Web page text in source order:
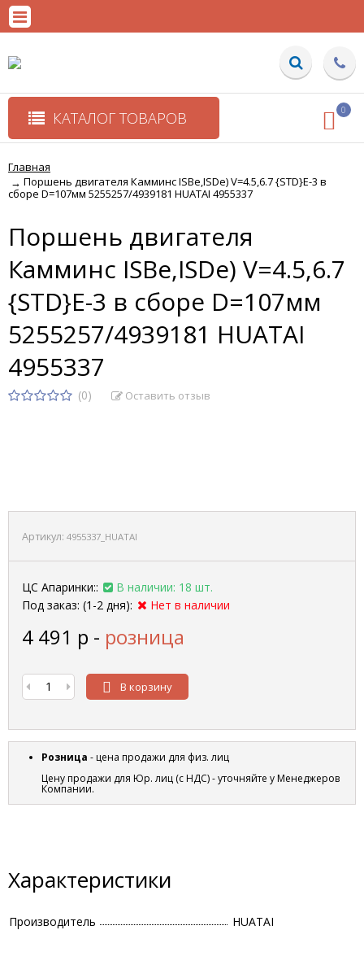
КАТАЛОГ ТОВАРОВ 0
Главная
→ Поршень двигателя Камминс ISBe,ISDe) V=4.5,6.7 {STD}E-3 в
сборе D=107мм 5255257/4939181 HUATAI 4955337
Поршень двигателя
Камминс ISBe,ISDe) V=4.5,6.7
{STD}E-3 в сборе D=107мм
5255257/4939181 HUATAI
4955337
(0) Оставить отзыв
Артикул: 4955337_HUATAI
ЦС Апаринки::
В наличии: 18 шт.
Под заказ: (1-2 дня):
Нет в наличии
4 491 р - розница
В корзину
Розница - цена продажи для физ. лиц
Цену продажи для Юр. лиц (с НДС) - уточняйте у Менеджеров
Компании.
Характеристики
Производитель HUATAI